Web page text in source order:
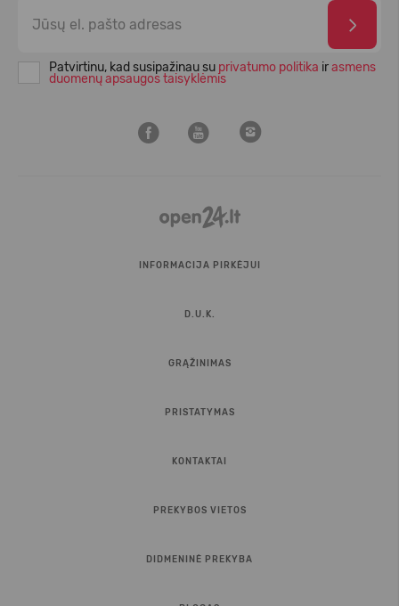
Patvirtinu, kad susipažinau su privatumo politika irasmens
duomenų apsaugos taisyklėmis
INFORMACIJA PIRKĖJUI
D.U.K.
GRĄŽINIMAS
PRISTATYMAS
KONTAKTAI
PREKYBOS VIETOS
DIDMENINĖ PREKYBA